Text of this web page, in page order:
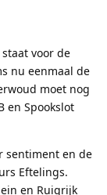
voor de
nu eenmaal de
moet nog
en Spookslot
sentiment en de
Eftelings.
en Ruigrijk